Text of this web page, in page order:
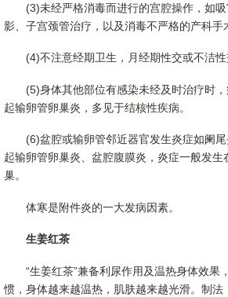
(3)未经严格消毒而进行的宫腔操作，如
影、子宫颈管治疗，以及消毒不严格的产科手
(4)不注意经期卫生，月经期性交或不洁性
(5)身体其他部位有感染未经及时治疗时，
起输卵管卵巢炎，多见于结核性疾病。
(6)盆腔或输卵管邻近器官发生炎症如阑尾
起输卵管卵巢炎、盆腔腹膜炎，炎症一般发生
巢。
体寒是附件炎的一大发病因素。
生姜红茶
“生姜红茶”兼备利尿作用及温热身体效果
惯，身体越来越温热，肌肤越来越光滑。制法